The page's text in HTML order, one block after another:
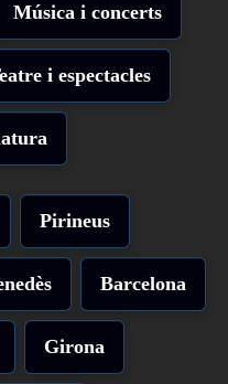
Música i concerts
i espectacles
Pirineus
Barcelona
Girona